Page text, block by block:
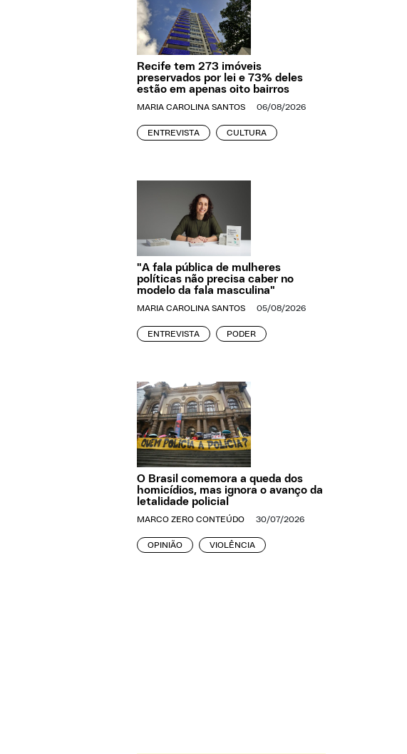
Recife tem 273 imóveis
preservados por lei e 73% deles
estão em apenas oito bairros
MARIA CAROLINA SANTOS 06/08/2026
ENTREVISTA CULTURA
"A fala pública de mulheres
políticas não precisa caber no
modelo da fala masculina"
MARIA CAROLINA SANTOS 05/08/2026
ENTREVISTA PODER
O Brasil comemora a queda dos
homicídios, mas ignora o avanço da
letalidade policial
MARCO ZERO CONTEÚDO 30/07/2026
OPINIÃO VIOLÊNCIA